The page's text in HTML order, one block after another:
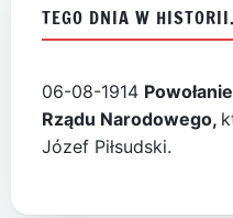
TEGO DNIA W
06-08-1914
Rządu Narodowego,
Józef Piłsudski.